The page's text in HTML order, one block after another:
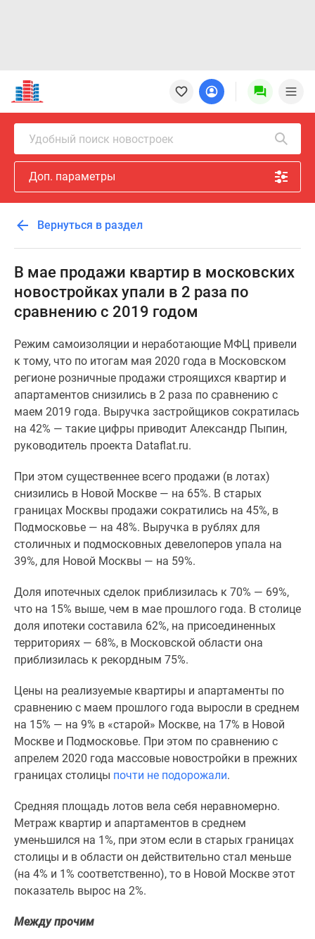
Новостройки
Квартиры
Ипотека
Новостройки
Москвы
Новостройки
Подмосковья
Новостройки
Москвы
Готовые
новостройки
Новостройки
карте
предложения
Коммерческие
помещения
Продавцы
застройщики
Панорамы
Видеообзор
новостроек
Экспертиза
новостроек
Экология
Москвы
Подмосковья
комнатные
комнатные
комнатные
Квартиры
карте
калькулятор
Семейная
ипотека
Военная
ипотека
Банки
программы
Удобный поиск новостроек
Доп. параметры
Вернуться в раздел
В мае продажи квартир в московских
новостройках упали в 2 раза по
сравнению с 2019 годом
Режим самоизоляции и неработающие МФЦ привели
к тому, что по итогам мая 2020 года в Московском
регионе розничные продажи строящихся квартир и
апартаментов снизились в 2 раза по сравнению с
маем 2019 года. Выручка застройщиков сократилась
на 42% — такие цифры приводит Александр Пыпин,
руководитель проекта Dataflat.ru.
При этом существеннее всего продажи (в лотах)
снизились в Новой Москве — на 65%. В старых
границах Москвы продажи сократились на 45%, в
Подмосковье — на 48%. Выручка в рублях для
столичных и подмосковных девелоперов упала на
39%, для Новой Москвы — на 59%.
Доля ипотечных сделок приблизилась к 70% — 69%,
что на 15% выше, чем в мае прошлого года. В столице
доля ипотеки составила 62%, на присоединенных
территориях — 68%, в Московской области она
приблизилась к рекордным 75%.
Цены на реализуемые квартиры и апартаменты по
сравнению с маем прошлого года выросли в среднем
на 15% — на 9% в «старой» Москве, на 17% в Новой
Москве и Подмосковье. При этом по сравнению с
апрелем 2020 года массовые новостройки в прежних
границах столицы почти не подорожали.
Средняя площадь лотов вела себя неравномерно.
Метраж квартир и апартаментов в среднем
уменьшился на 1%, при этом если в старых границах
столицы и в области он действительно стал меньше
(на 4% и 1% соответственно), то в Новой Москве этот
показатель вырос на 2%.
Между прочим